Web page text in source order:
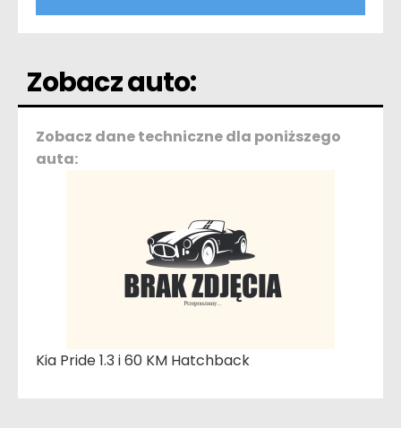
Zobacz auto:
Zobacz dane techniczne dla poniższego
auta:
Kia Pride 1.3 i 60 KM Hatchback